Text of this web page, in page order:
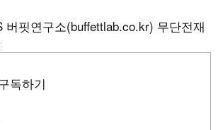
핏연구소(buffettlab.co.kr) 무단전재
독하기